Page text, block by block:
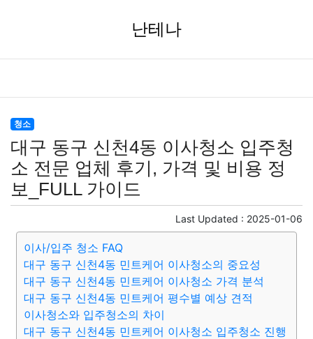
난테나
청소
대구 동구 신천4동 이사청소 입주청
소 전문 업체 후기, 가격 및 비용 정
보_FULL 가이드
Last Updated : 2025-01-06
이사/입주 청소 FAQ
대구 동구 신천4동 민트케어 이사청소의 중요성
대구 동구 신천4동 민트케어 이사청소 가격 분석
대구 동구 신천4동 민트케어 평수별 예상 견적
이사청소와 입주청소의 차이
대구 동구 신천4동 민트케어 이사청소 입주청소 진행